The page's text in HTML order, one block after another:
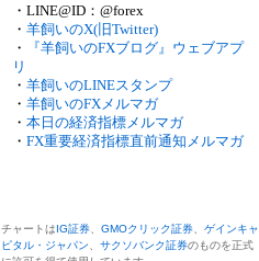
・LINE@ID：@forex
・ 羊飼いのX(旧Twitter)
・
『羊飼いのFXブログ』ウェブアプ
リ
・ 羊飼いのLINEスタンプ
・ 羊飼いのFXメルマガ
・ 本日の経済指標メルマガ
・ FX重要経済指標直前通知メルマガ
チャートはIG証券 GMOクリック証券
ゲインキャ
ピタル・ジャパン
サクソバンク証券のものを正式